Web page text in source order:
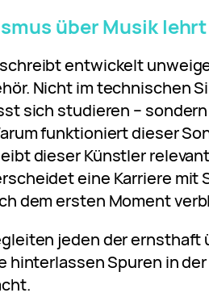
über Musik lehrt
entwickelt
Nicht im technischen
sich studieren –
funktioniert dieser
dieser Künstler
eine Karriere mit
dem ersten Moment
jeden der ernsthaft
hinterlassen Spuren in